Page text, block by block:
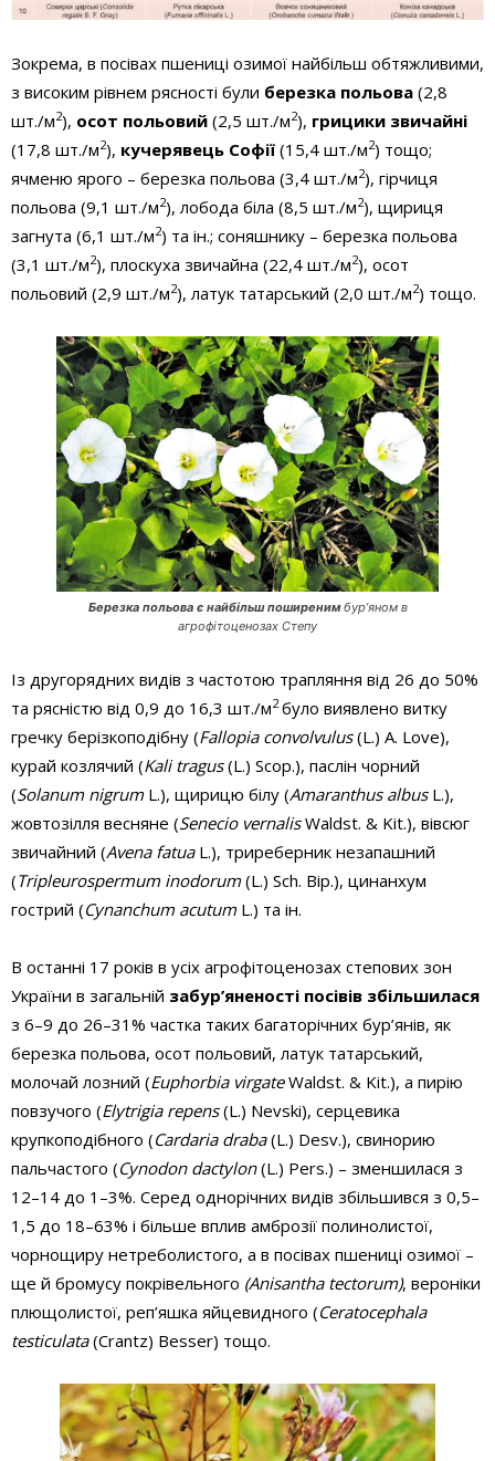
Зокрема, в посівах пшениці озимої найбільш обтяжливими,
з високим рівнем рясності були березка польова (2,8
шт./м2), осот польовий (2,5 шт./м2), грицики звичайні
(17,8 шт./м2), кучерявець Софії (15,4 шт./м2) тощо;
ячменю ярого – березка польова (3,4 шт./м2), гірчиця
польова (9,1 шт./м2), лобода біла (8,5 шт./м2), щириця
загнута (6,1 шт./м2) та ін.; соняшнику – березка польова
(3,1 шт./м2), плоскуха звичайна (22,4 шт./м2), осот
польовий (2,9 шт./м2), латук татарський (2,0 шт./м2) тощо.
Березка польова є найбільш поширенимбур’яном в
агрофітоценозах Степу
Із другорядних видів з частотою трапляння від 26 до 50%
та рясністю від 0,9 до 16,3 шт./м2 було виявлено витку
гречку берізкоподібну (Fallopia convolvulus(L.) A. Love),
курай козлячий (Kali tragus(L.) Scop.), паслін чорний
(Solanum nigrumL.), щирицю білу (Amaranthus albusL.),
жовтозілля весняне (Senecio vernalisWaldst. & Kit.), вівсюг
звичайний (Avena fatuaL.), триреберник незапашний
(Tripleurospermum inodorum(L.) Sch. Bip.), цинанхум
гострий (Cynanchum acutumL.) та ін.
В останні 17 років в усіх агрофітоценозах степових зон
України в загальній забур’яненості посівів збільшилася
з 6–9 до 26–31% частка таких багаторічних бур’янів, як
березка польова, осот польовий, латук татарський,
молочай лозний (Euphorbia virgateWaldst. & Kit.), а пирію
повзучого (Elytrigia repens(L.) Nevski), серцевика
крупкоподібного (Cardaria draba(L.) Desv.), свинорию
пальчастого (Cynodon dactylon(L.) Pers.) – зменшилася з
12–14 до 1–3%. Серед однорічних видів збільшився з 0,5–
1,5 до 18–63% і більше вплив амброзії полинолистої,
чорнощиру нетреболистого, а в посівах пшениці озимої –
ще й бромусу покрівельного (Anisantha tectorum), вероніки
плющолистої, реп’яшка яйцевидного (Ceratocephala
testiculata(Crantz) Besser) тощо.